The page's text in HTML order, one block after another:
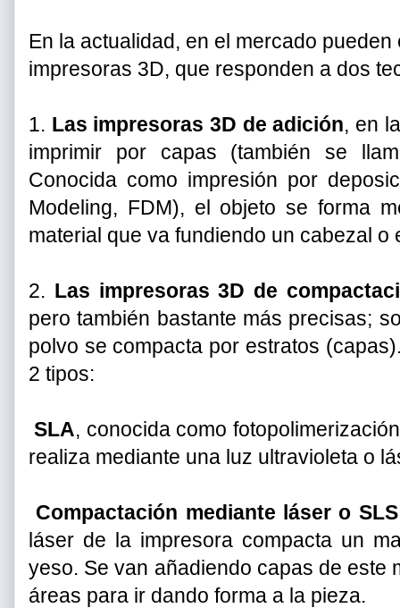
En la actualidad, en el mercado
impresoras 3D, que responden a dos
1. Las impresoras 3D de adición, en
imprimir por capas (también se
Conocida como impresión por
Modeling, FDM), el objeto se forma
material que va fundiendo un cabezal o
2. Las impresoras 3D de
pero también bastante más precisas;
polvo se compacta por estratos
2 tipos:
SLA, conocida como
realiza mediante una luz ultravioleta o
Compactación mediante láser o SLS
láser de la impresora compacta un
yeso. Se van añadiendo capas de este
áreas para ir dando forma a la pieza.